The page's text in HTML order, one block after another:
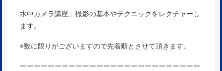
水中カメラ講座」撮影の基本やテクニックをレクチャーし
ます。
※数に限りがございますので先着順とさせて頂きます。
ーーーーーーーーーーーーーーーーーーーーーーーーーー